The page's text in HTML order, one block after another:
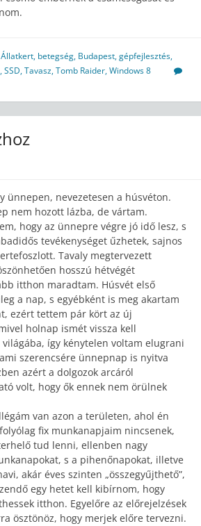
Állatkert, betegség, Budapest,gépfejlesztés,
,SSD,Tavasz,Tomb Raider,Windows 8
ünnepen, nevezetesen a húsvéton.
nem hozott lázba, de vártam.
hogy az ünnepre végre jó idő lesz, s
tevékenységet űzhetek, sajnos
Tavaly megtervezett
hosszú hétvégét
itthon maradtam. Húsvét első
a nap, s egyébként is meg akartam
ezért tettem pár kört az új
holnap ismét vissza kell
így kénytelen voltam elugrani
szerencsére ünnepnap is nyitva
azért a dolgozok arcáról
volt, hogy ők ennek nem örülnek
van azon a területen, ahol én
fix munkanapjaim nincsenek,
tud lenni, ellenben nagy
s a pihenőnapokat, illetve
akár éves szinten „összegyűjthető”,
egy hetet kell kibírnom, hogy
itthon. Egyelőre az előrejelzések
ösztönöz, hogy merjek előre tervezni.